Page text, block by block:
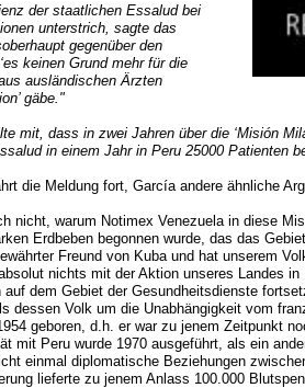
der staatlichen Essalud bei
unterstrich, sagte das
gegenüber den
keinen Grund mehr für die
ausländischen Ärzten
gäbe."
mit, dass in zwei Jahren über die ‘Misión
in einem Jahr in Peru 25000 Patienten
die Meldung fort, García andere ähnliche
nicht, warum Notimex Venezuela in diese
Erdbeben begonnen wurde, das das
Freund von Kuba und hat unserem
nichts mit der Aktion unseres Landes
dem Gebiet der Gesundheitsdienste
dessen Volk um die Unabhängigkeit vom
geboren, d.h. er war zu jenem Zeitpunkt
mit Peru wurde 1970 ausgeführt, als ein
einmal diplomatische Beziehungen
lieferte zu jenem Anlass 100.000